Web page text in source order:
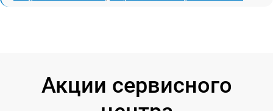
Акции сервисного